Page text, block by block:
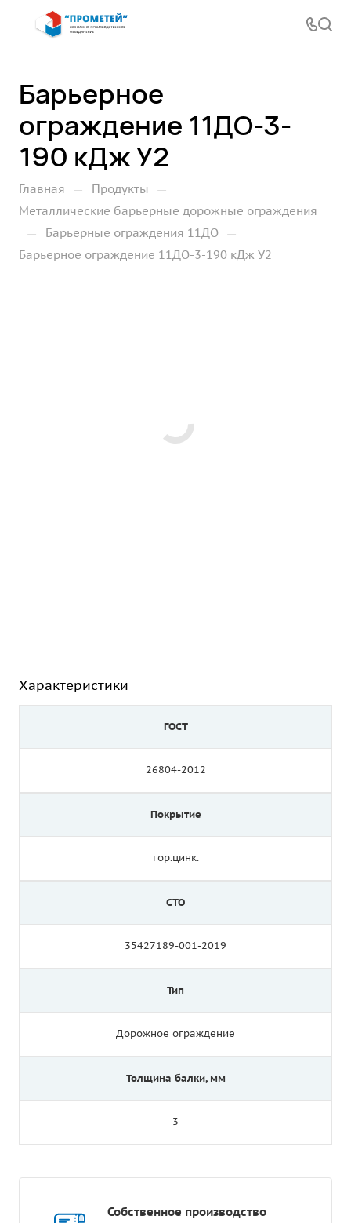
Барьерное
ограждение 11ДО-3-
190 кДж У2
Главная — Продукты —
Металлические барьерные дорожные ограждения
— Барьерные ограждения 11ДО —
Барьерное ограждение 11ДО-3-190 кДж У2
Характеристики
ГОСТ
26804-2012
Покрытие
гор.цинк.
СТО
35427189-001-2019
Тип
Дорожное ограждение
Толщина балки, мм
3
Собственное производство